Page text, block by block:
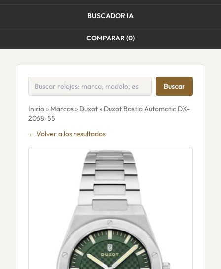
BUSCADOR IA
COMPARAR (0)
Buscar
Inicio» Marcas» Duxot» Duxot Bastia Automatic DX-
2068-55
← Volver a los resultados